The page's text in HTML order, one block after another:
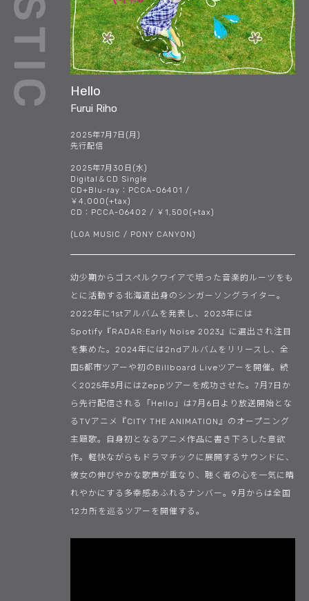
Hello
Furui Riho
2025年7月7日(月)
先行配信
2025年7月30日(水)
Digital＆CD Single
CD+Blu-ray：PCCA-06401 /
￥4,000(+tax)
CD：PCCA-06402 / ￥1,500(+tax)
(LOA MUSIC / PONY CANYON)
幼少期からゴスペルクワイアで培った音楽的ルーツをも
とに活動する北海道出身のシンガーソングライター。
2022年に1stアルバムを発表し、2023年には
Spotify『RADAR:Early Noise 2023』に選出され注目
を集めた。2024年には2ndアルバムをリリースし、全
国5都市ツアーや初のBillboard Liveツアーを開催。続
く2025年3月にはZeppツアーを成功させた。7月7日か
ら先行配信される「Hello」は7月6日より放送開始とな
るTVアニメ『CITY THE ANIMATION』のオープニング
主題歌。自身初となるアニメ作品に書き下ろした意欲
作。軽快ながらもドラマチックに展開するサウンドに、
彼女の伸びやかな歌声が重なり、聴く者の心を一気に晴
れやかにする多幸感あふれるナンバー。9月からは全国
12カ所を巡るツアーを開催する。